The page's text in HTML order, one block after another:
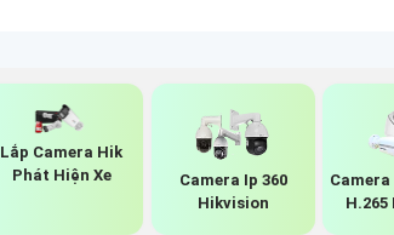
Lắp Camera Hik
Phát Hiện Xe
Camera Ip 360
Hikvision
Camera